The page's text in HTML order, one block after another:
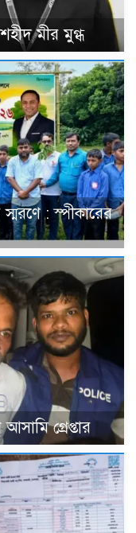
মীর মুগ্ধ
: স্পীকারের
গ্রেপ্তার